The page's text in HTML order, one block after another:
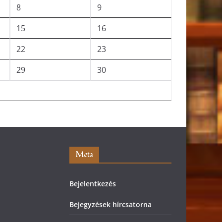
8
9
15
16
22
23
29
30
Meta
Bejelentkezés
Bejegyzések hírcsatorna